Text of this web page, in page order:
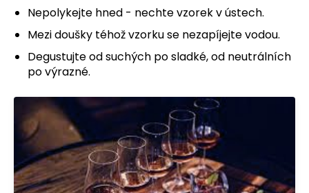
Nepolykejte hned - nechte vzorek v ústech.
Mezi doušky téhož vzorku se nezapíjejte vodou.
Degustujte od suchých po sladké, od neutrálních
po výrazné.